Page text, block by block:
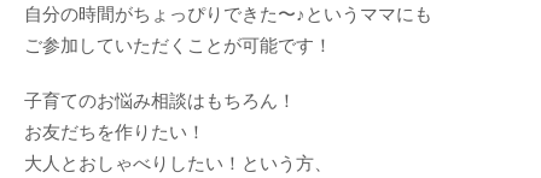
自分の時間がちょっぴりできた〜♪というママにも
ご参加していただくことが可能です！
子育てのお悩み相談はもちろん！
お友だちを作りたい！
大人とおしゃべりしたい！という方、